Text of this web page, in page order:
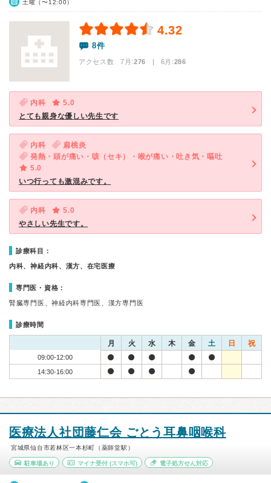
土曜（〜12:00）
4.32
8件
アクセス数 7月:276 | 6月:286
内科
5.0
とても親身な優しい先生です
内科
扁桃炎
発熱・頭が痛い・咳（セキ）・喉が痛い・吐き気・嘔吐
5.0
いつ行っても激混みです。
内科
5.0
やさしい先生です。
診療科目：
内科、神経内科、漢方、在宅医療
専門医・資格：
腎臓専門医、神経内科専門医、漢方専門医
診療時間
月 火 水 木 金 土 日 祝
09:00-12:00
14:30-16:00
医療法人社団藤仁会 ごとう耳鼻咽喉科
宮城県仙台市若林区一本杉町（薬師堂駅）
駐車場あり マイナ受付(スマホ可) 電子処方せん対応